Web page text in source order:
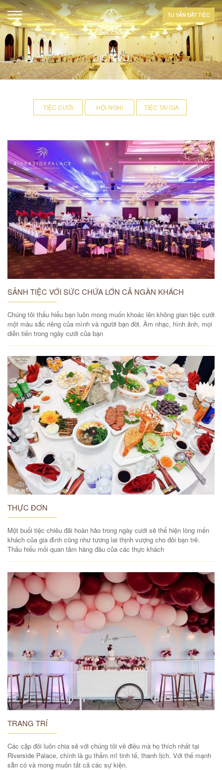
TƯ VẤN ĐẶT TIỆC
DỊCH VỤ
TIỆC CƯỚI HỘI NGHỊ TIỆC TẠI GIA
SẢNH TIỆC VỚI SỨC CHỨA LỚN CẢ NGÀN KHÁCH
Chúng tôi thấu hiểu bạn luôn mong muốn khoác lên không gian tiệc cưới
một màu sắc riêng của mình và người bạn đời. Âm nhạc, hình ảnh, mọi
diễn tiến trong ngày cưới của bạn
THỰC ĐƠN
Một buổi tiệc chiêu đãi hoàn hảo trong ngày cưới sẽ thể hiện lòng mến
khách của gia đình cũng như tương lai thịnh vượng cho đôi bạn trẻ.
Thấu hiểu mối quan tâm hàng đầu của các thực khách
TRANG TRÍ
Các cặp đôi luôn chia sẻ với chúng tôi về điều mà họ thích nhất tại
Riverside Palace, chính là gu thẩm mĩ tinh tế, thanh lịch. Với thế mạnh
sẵn có và mong muốn tất cả các sự kiện.